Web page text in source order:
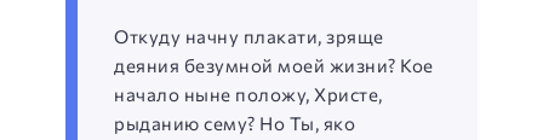
Откуду начну плакати, зряще
деяния безумной моей жизни? Кое
начало ныне положу, Христе,
рыданию сему? Но Ты, яко